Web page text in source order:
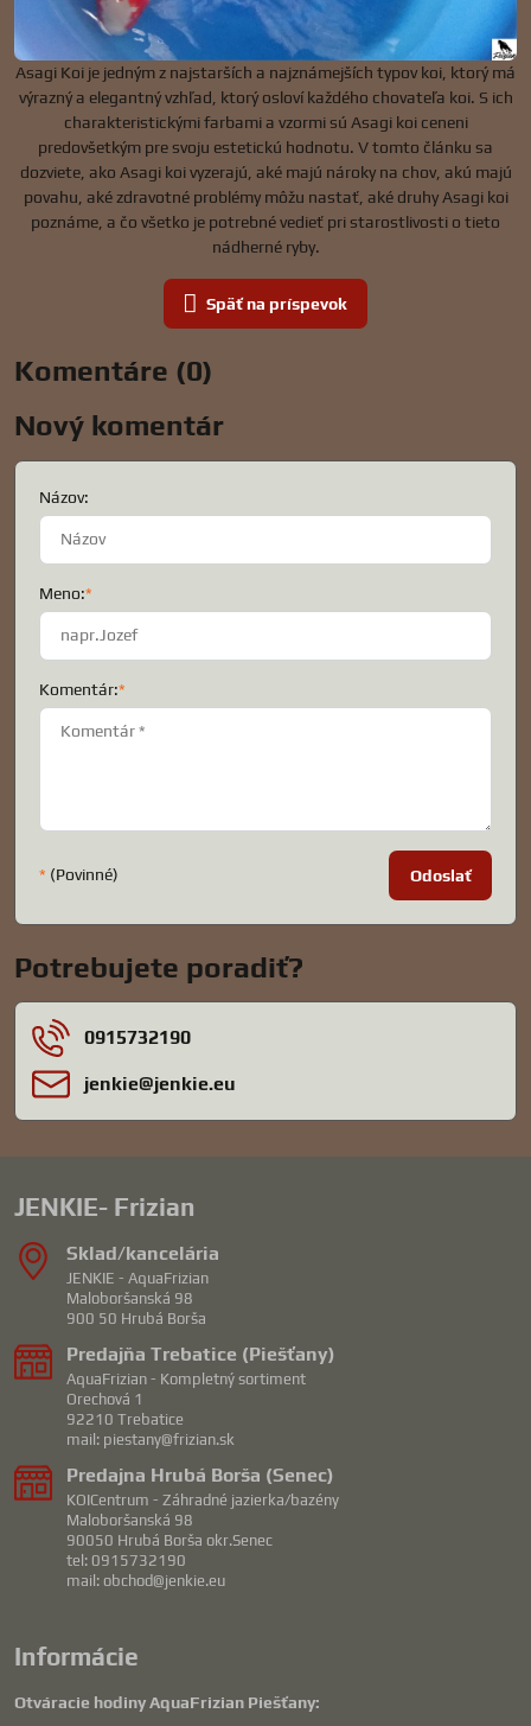
Asagi Koi je jedným z najstarších a najznámejších typov koi, ktorý má
výrazný a elegantný vzhľad, ktorý osloví každého chovateľa koi. S ich
charakteristickými farbami a vzormi sú Asagi koi ceneni
predovšetkým pre svoju estetickú hodnotu. V tomto článku sa
dozviete, ako Asagi koi vyzerajú, aké majú nároky na chov, akú majú
povahu, aké zdravotné problémy môžu nastať, aké druhy Asagi koi
poznáme, a čo všetko je potrebné vedieť pri starostlivosti o tieto
nádherné ryby.
Späť na príspevok
Komentáre (0)
Nový komentár
Názov:
Meno:*
Komentár:*
* (Povinné) Odoslať
Potrebujete poradiť?
0915732190
jenkie​@jenkie​.eu
JENKIE- Frizian
Sklad/kancelária
JENKIE - AquaFrizian
Maloboršanská 98
900 50 Hrubá Borša
Predajňa Trebatice (Piešťany)
AquaFrizian - Kompletný sortiment
Orechová 1
92210 Trebatice
mail: piestany@frizian.sk
Predajna Hrubá Borša (Senec)
KOICentrum - Záhradné jazierka/bazény
Maloboršanská 98
90050 Hrubá Borša okr.Senec
tel: 0915732190
mail: obchod@jenkie.eu
Informácie
Otváracie hodiny AquaFrizian Piešťany: